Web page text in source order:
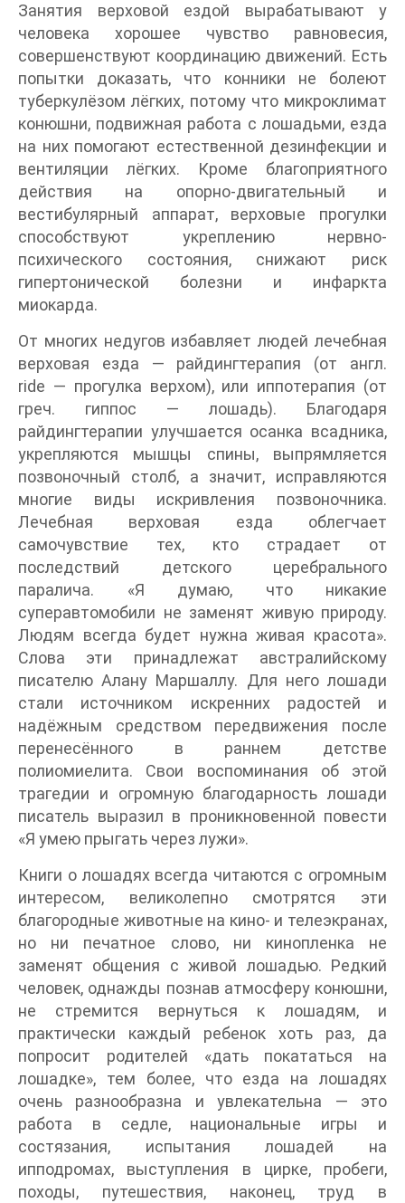
Занятия верховой ездой вырабатывают у
человека хорошее чувство равновесия,
совершенствуют координацию движений. Есть
попытки доказать, что конники не болеют
туберкулёзом лёгких, потому что микроклимат
конюшни, подвижная работа с лошадьми, езда
на них помогают естественной дезинфекции и
вентиляции лёгких. Кроме благоприятного
действия на опорно-двигательный и
вестибулярный аппарат, верховые прогулки
способствуют укреплению нервно-
психического состояния, снижают риск
гипертонической болезни и инфаркта
миокарда.
От многих недугов избавляет людей лечебная
верховая езда — райдингтерапия (от англ.
ride — прогулка верхом), или иппотерапия (от
греч. гиппос — лошадь). Благодаря
райдингтерапии улучшается осанка всадника,
укрепляются мышцы спины, выпрямляется
позвоночный столб, а значит, исправляются
многие виды искривления позвоночника.
Лечебная верховая езда облегчает
самочувствие тех, кто страдает от
последствий детского церебрального
паралича. «Я думаю, что никакие
суперавтомобили не заменят живую природу.
Людям всегда будет нужна живая красота».
Слова эти принадлежат австралийскому
писателю Алану Маршаллу. Для него лошади
стали источником искренних радостей и
надёжным средством передвижения после
перенесённого в раннем детстве
полиомиелита. Свои воспоминания об этой
трагедии и огромную благодарность лошади
писатель выразил в проникновенной повести
«Я умею прыгать через лужи».
Книги о лошадях всегда читаются с огромным
интересом, великолепно смотрятся эти
благородные животные на кино- и телеэкранах,
но ни печатное слово, ни кинопленка не
заменят общения с живой лошадью. Редкий
человек, однажды познав атмосферу конюшни,
не стремится вернуться к лошадям, и
практически каждый ребенок хоть раз, да
попросит родителей «дать покататься на
лошадке», тем более, что езда на лошадях
очень разнообразна и увлекательна — это
работа в седле, национальные игры и
состязания, испытания лошадей на
ипподромах, выступления в цирке, пробеги,
походы, путешествия, наконец, труд в